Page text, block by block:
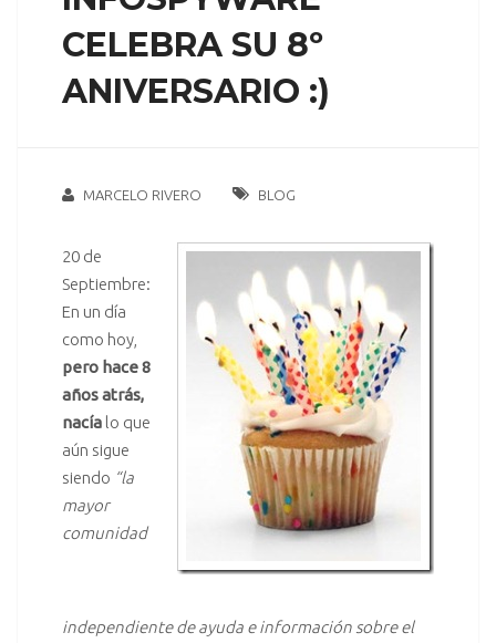
CELEBRA SU 8º
ANIVERSARIO :)
MARCELO RIVERO BLOG
20 de
Septiembre:
En un día
como hoy,
pero hace 8
años atrás,
nacíalo que
aún sigue
siendo “la
mayor
comunidad
independiente de ayuda e información sobre el